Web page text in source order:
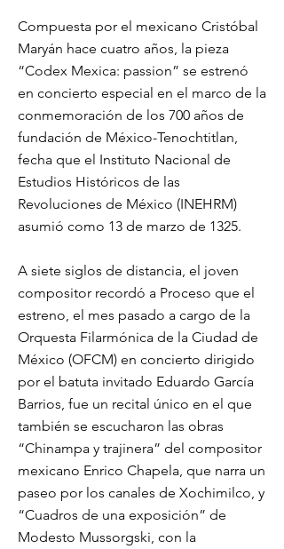
Compuesta por el mexicano Cristóbal
Maryán hace cuatro años, la pieza
“Codex Mexica: passion” se estrenó
en concierto especial en el marco de la
conmemoración de los 700 años de
fundación de México-Tenochtitlan,
fecha que el Instituto Nacional de
Estudios Históricos de las
Revoluciones de México (INEHRM)
asumió como 13 de marzo de 1325.
A siete siglos de distancia, el joven
compositor recordó a Proceso que el
estreno, el mes pasado a cargo de la
Orquesta Filarmónica de la Ciudad de
México (OFCM) en concierto dirigido
por el batuta invitado Eduardo García
Barrios, fue un recital único en el que
también se escucharon las obras
“Chinampa y trajinera” del compositor
mexicano Enrico Chapela, que narra un
paseo por los canales de Xochimilco, y
“Cuadros de una exposición” de
Modesto Mussorgski, con la